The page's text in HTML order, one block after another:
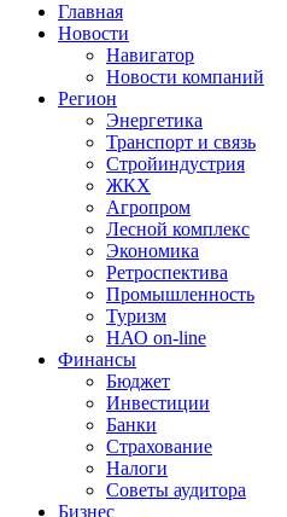
Главная
Новости
Навигатор
Новости компаний
Регион
Энергетика
Транспорт и связь
Стройиндустрия
ЖКХ
Агропром
Лесной комплекс
Экономика
Ретроспектива
Промышленность
Туризм
НАО on-line
Финансы
Бюджет
Инвестиции
Банки
Страхование
Налоги
Советы аудитора
Бизнес